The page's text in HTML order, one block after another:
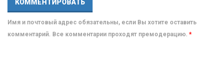
Имя и почтовый адрес обязательны, если Вы хотите оставить
комментарий. Все комментарии проходят премодерацию. *